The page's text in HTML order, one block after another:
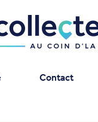
Contact